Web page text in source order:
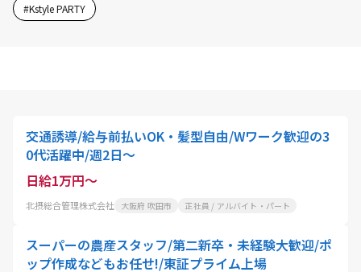
#Kstyle PARTY
交通誘導/給与前払いOK・髪型自由/Wワーク歓迎の3
0代活躍中/週2日～
日給1万円～
北摂総合管理株式会社 大阪府 吹田市 正社員 / アルバイト・パート
スーパーの農産スタッフ/第二新卒・未経験大歓迎/ポ
ップ作成などもお任せ!/東証プライム上場